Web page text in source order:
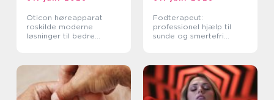
Oticon høreapparat
roskilde moderne
løsninger til bedre
Fodterapeut:
professionel hjælp til
sunde og smertefri